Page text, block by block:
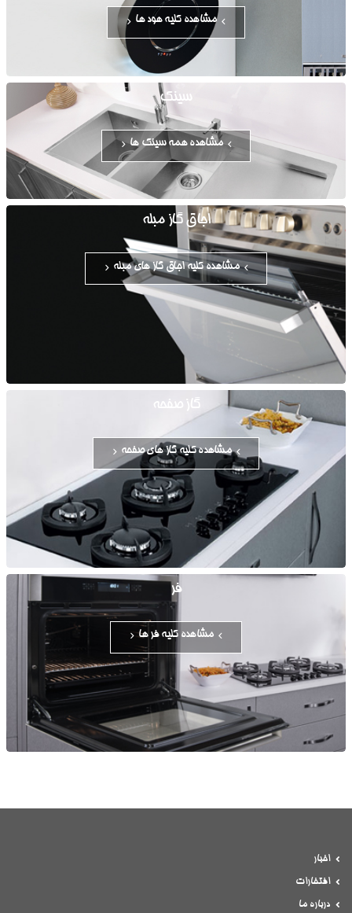
مشاهده کلیه هود ها
سینک
مشاهده همه سینک ها
اجاق گاز مبله
مشاهده کلیه اجاق گاز های مبله
گاز صفحه
مشاهده کلیه گاز های صفحه
فر
مشاهده کلیه فر ها
اخبار
افتخارات
درباره ما